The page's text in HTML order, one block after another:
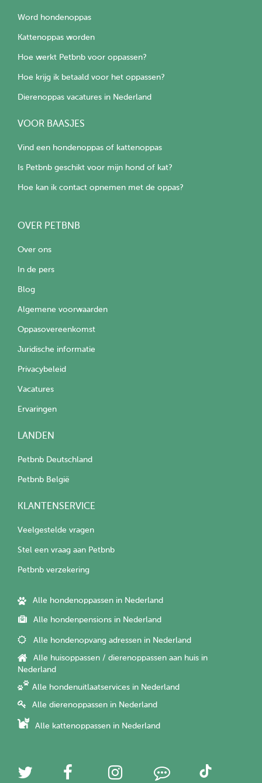
Word hondenoppas
Kattenoppas worden
Hoe werkt Petbnb voor oppassen?
Hoe krijg ik betaald voor het oppassen?
Dierenoppas vacatures in Nederland
VOOR BAASJES
Vind een hondenoppas of kattenoppas
Is Petbnb geschikt voor mijn hond of kat?
Hoe kan ik contact opnemen met de oppas?
OVER PETBNB
Over ons
In de pers
Blog
Algemene voorwaarden
Oppasovereenkomst
Juridische informatie
Privacybeleid
Vacatures
Ervaringen
LANDEN
Petbnb Deutschland
Petbnb België
KLANTENSERVICE
Veelgestelde vragen
Stel een vraag aan Petbnb
Petbnb verzekering
Alle hondenoppassen in Nederland
Alle hondenpensions in Nederland
Alle hondenopvang adressen in Nederland
Alle huisoppassen / dierenoppassen aan huis in
Nederland
Alle hondenuitlaatservices in Nederland
Alle dierenoppassen in Nederland
Alle kattenoppassen in Nederland